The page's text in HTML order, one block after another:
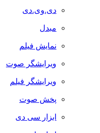
دی.وی.دی
مبدل
نمایش فیلم
ویرایشگر صوت
ویرایشگر فیلم
پخش صوت
ابزار سی دی